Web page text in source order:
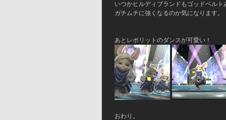
いつかヒルディブランドもゴッドベルト
ガチムチに強くなるのか気になります。
あとレポリットのダンスが可愛い！
おわり。